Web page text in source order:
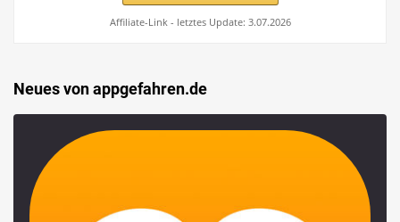
Affiliate-Link - letztes Update: 3.07.2026
Neues von appgefahren.de